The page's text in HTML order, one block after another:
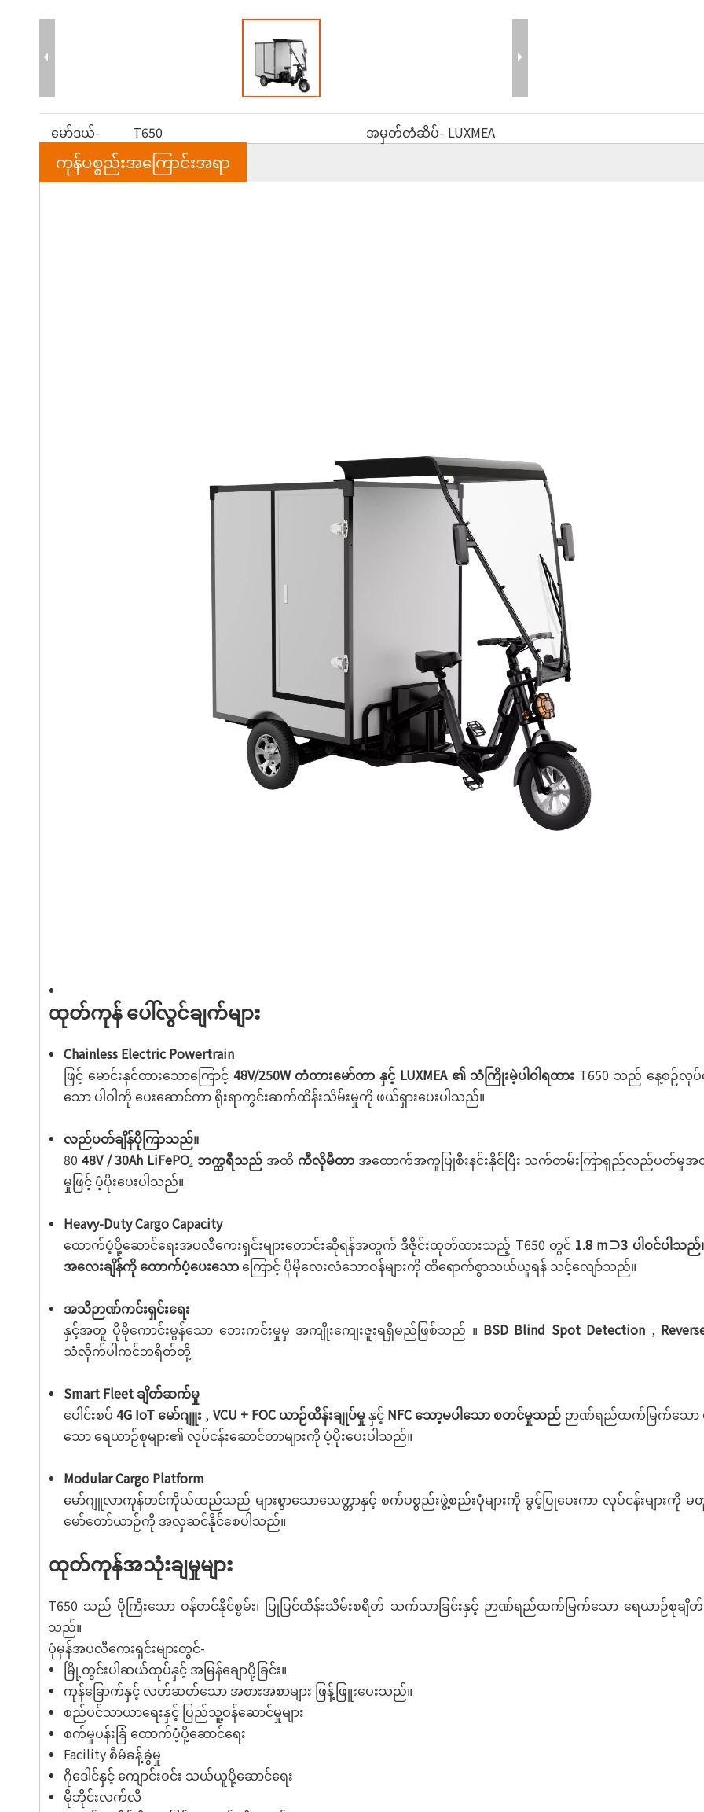
မော်ဒယ်- T650 အမှတ်တံဆိပ်- LUXMEA
ကုန်ပစ္စည်းအကြောင်းအရာ
ထုတ်ကုန် ပေါ်လွင်ချက်များ
Chainless Electric Powertrain
ဖြင့် မောင်းနှင်ထားသောကြောင့် 48V/250W တံတားမော်တာ နှင့် LUXMEA ၏ သံကြိုးမဲ့ပါဝါရထား T650 သည် နေ့စဉ်လုပ်
သော ပါဝါကို ပေးဆောင်ကာ ရိုးရာကွင်းဆက်ထိန်းသိမ်းမှုကို ဖယ်ရှားပေးပါသည်။
လည်ပတ်ချိန်ပိုကြာသည်။
80 48V / 30Ah LiFePO₄ ဘက္ထရီသည် အထိ ကီလိုမီတာ အထောက်အကူပြုစီးနင်းနိုင်ပြီး သက်တမ်းကြာရှည်လည်ပတ်မှု
မှုဖြင့် ပံ့ပိုးပေးပါသည်။
Heavy-Duty Cargo Capacity
ထောက်ပံ့ပို့ဆောင်ရေးအပလီကေးရှင်းများတောင်းဆိုရန်အတွက် ဒီဇိုင်းထုတ်ထားသည့် T650 တွင် 1.8 m⊃3 ပါဝင်ပါသ
အလေးချိန်ကို ထောက်ပံ့ပေးသောကြောင့် ပိုမိုလေးလံသောဝန်များကို ထိရောက်စွာသယ်ယူရန် သင့်လျော်သည်။
အသိဉာဏ်ကင်းရှင်းရေး
နှင့်အတူ ပိုမိုကောင်းမွန်သော ဘေးကင်းမှုမှ အကျိုးကျေးဇူးရရှိမည်ဖြစ်သည် ။ BSD Blind Spot Detection ,
သံလိုက်ပါကင်ဘရိတ်တို့
Smart Fleet ချိတ်ဆက်မှု
ပေါင်းစပ်4G IoT မော်ဂျူး , VCU + FOC ယာဉ်ထိန်းချုပ်မှုနှင့် NFC သော့မပါသော စတင်မှုသည် ဉာဏ်ရည်ထက်မြက်သော ယ
သော ရေယာဉ်စုများ၏ လုပ်ငန်းဆောင်တာများကို ပံ့ပိုးပေးပါသည်။
Modular Cargo Platform
မော်ဂျူလာကုန်တင်ကိုယ်ထည်သည် များစွာသောသေတ္တာနှင့် စက်ပစ္စည်းဖွဲ့စည်းပုံများကို ခွင့်ပြုပေးကာ လုပ်ငန်းများကို
မော်တော်ယာဉ်ကို အလှဆင်နိုင်စေပါသည်။
ထုတ်ကုန်အသုံးချမှုများ
T650 သည် ပိုကြီးသော ဝန်တင်နိုင်စွမ်း၊ ပြုပြင်ထိန်းသိမ်းစရိတ် သက်သာခြင်းနှင့် ဉာဏ်ရည်ထက်မြက်သော ရေယာဉ်စု
သည်။
ပုံမှန်အပလီကေးရှင်းများတွင်-
မြို့တွင်းပါဆယ်ထုပ်နှင့် အမြန်ချောပို့ခြင်း။
ကုန်ခြောက်နှင့် လတ်ဆတ်သော အစားအစာများ ဖြန့်ဖြူးပေးသည်။
စည်ပင်သာယာရေးနှင့် ပြည်သူ့ဝန်ဆောင်မှုများ
စက်မှုပန်းခြံ ထောက်ပံ့ပို့ဆောင်ရေး
Facility စီမံခန့်ခွဲမှု
ဂိုဒေါင်နှင့် ကျောင်းဝင်း သယ်ယူပို့ဆောင်ရေး
မိုဘိုင်းလက်လီ